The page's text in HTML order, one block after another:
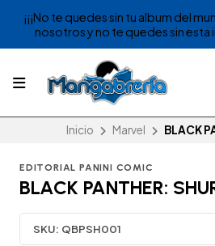
¡¡¡No te quedes sin tu album del
nosotros y no te quedes sin
Inicio Marvel BLACK
EDITORIAL PANINI COMIC
BLACK PANTHER:
SKU: QBPSH001